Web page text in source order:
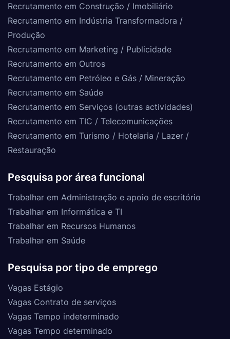
Recrutamento em Construção / Imobiliário
Recrutamento em Indústria Transformadora /
Produção
Recrutamento em Marketing / Publicidade
Recrutamento em Outros
Recrutamento em Petróleo e Gás / Mineração
Recrutamento em Saúde
Recrutamento em Serviços (outras actividades)
Recrutamento em TIC / Telecomunicações
Recrutamento em Turismo / Hotelaria / Lazer /
Restauração
Pesquisa por área funcional
Trabalhar em Administração e apoio de escritório
Trabalhar em Informática e TI
Trabalhar em Recursos Humanos
Trabalhar em Saúde
Pesquisa por tipo de emprego
Vagas Estágio
Vagas Contrato de serviços
Vagas Tempo indeterminado
Vagas Tempo determinado